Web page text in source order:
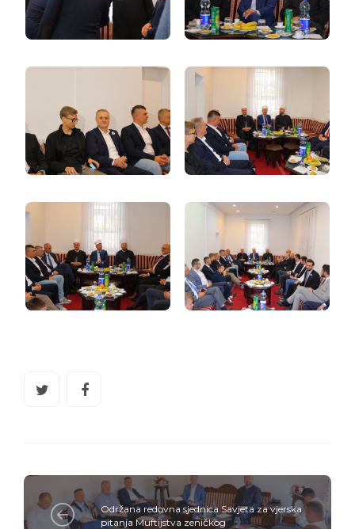
Održana redovna sjednica Savjeta za vjerska
pitanja Muftijstva zeničkog